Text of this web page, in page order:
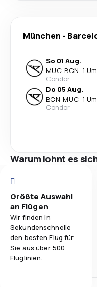
München -
So 01 Aug.
MUC-BCN· 1
Condor
Do 05 Aug.
BCN-MUC· 1
Condor
Warum lohnt es
Größte Auswahl
an Flügen
Wir finden in
Sekundenschnelle
den besten Flug für
Sie aus über 500
Fluglinien.